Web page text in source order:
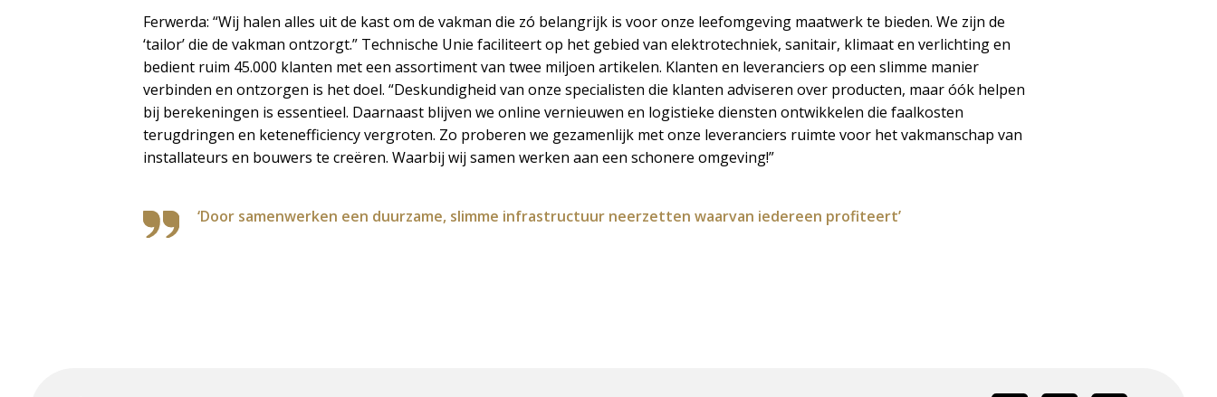
Ferwerda: “Wij halen alles uit de kast om de vakman die zó belangrijk is voor onze leefomgeving maatwerk te bieden. We zijn de
‘tailor’ die de vakman ontzorgt.” Technische Unie faciliteert op het gebied van elektrotechniek, sanitair, klimaat en verlichting en
bedient ruim 45.000 klanten met een assortiment van twee miljoen artikelen. Klanten en leveranciers op een slimme manier
verbinden en ontzorgen is het doel. “Deskundigheid van onze specialisten die klanten adviseren over producten, maar óók helpen
bij berekeningen is essentieel. Daarnaast blijven we online vernieuwen en logistieke diensten ontwikkelen die faalkosten
terugdringen en ketenefficiency vergroten. Zo proberen we gezamenlijk met onze leveranciers ruimte voor het vakmanschap van
installateurs en bouwers te creëren. Waarbij wij samen werken aan een schonere omgeving!”
‘Door samenwerken een duurzame, slimme infrastructuur neerzetten waarvan iedereen profiteert’